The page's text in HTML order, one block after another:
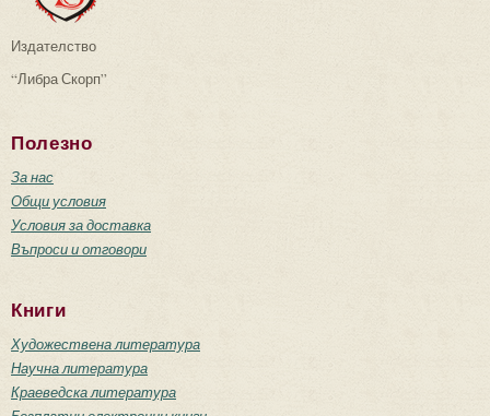
Издателство
“Либра Скорп”
Полезно
За нас
Общи условия
Условия за доставка
Въпроси и отговори
Книги
Художествена литература
Научна литература
Краеведска литература